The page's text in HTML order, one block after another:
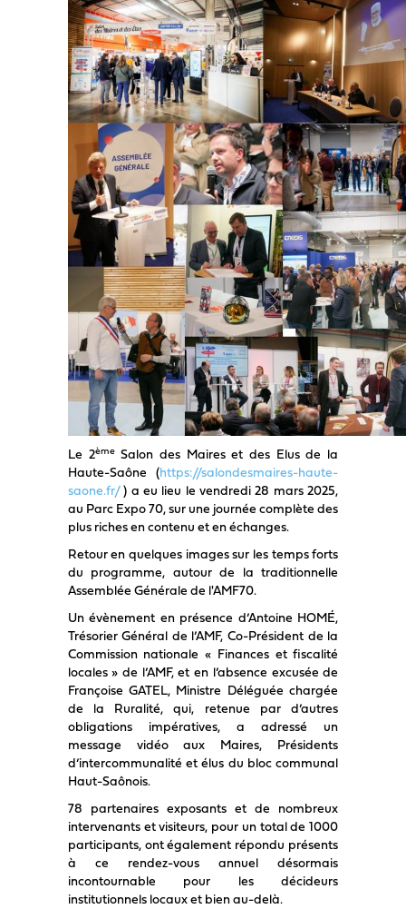
Le 2èmeSalon des Maires et des Elus de la
Haute-Saône (https://salondesmaires-haute-
saone.fr/) a eu lieu le vendredi 28 mars 2025,
au Parc Expo 70, sur une journée complète des
plus riches en contenu et en échanges.
Retour en quelques images sur les temps forts
du programme, autour de la traditionnelle
Assemblée Générale de l'AMF70.
Un évènement en présence d’Antoine HOMÉ,
Trésorier Général de l’AMF, Co-Président de la
Commission nationale « Finances et fiscalité
locales » de l’AMF, et en l’absence excusée de
Françoise GATEL, Ministre Déléguée chargée
de la Ruralité, qui, retenue par d’autres
obligations impératives, a adressé un
message vidéo aux Maires, Présidents
d’intercommunalité et élus du bloc communal
Haut-Saônois.
78 partenaires exposants et de nombreux
intervenants et visiteurs, pour un total de 1000
participants, ont également répondu présents
à ce rendez-vous annuel désormais
incontournable pour les décideurs
institutionnels locaux et bien au-delà.